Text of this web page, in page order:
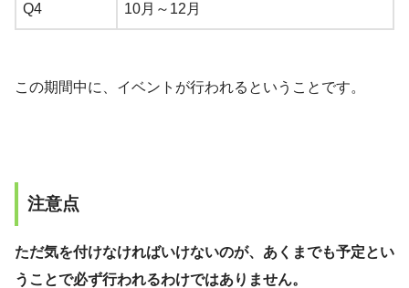
Q4 10月～12月
この期間中に、イベントが行われるということです。
注意点
ただ気を付けなければいけないのが、あくまでも予定とい
うことで必ず行われるわけではありません。